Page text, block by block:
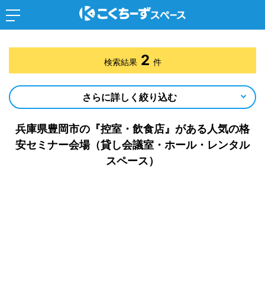
兵庫県豊岡市の『控室・飲食店』がある人気の格
安セミナー会場（貸し会議室・ホール・レンタル
スペース）
検索結果 2 件
さらに詳しく絞り込む